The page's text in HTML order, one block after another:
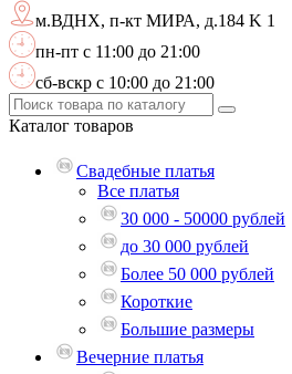
м.ВДНХ, п-кт МИРА, д.184 K 1
пн-пт с 11:00 до 21:00
сб-вскр с 10:00 до 21:00
Каталог товаров
Свадебные платья
Все платья
30 000 - 50000 рублей
до 30 000 рублей
Более 50 000 рублей
Короткие
Большие размеры
Вечерние платья